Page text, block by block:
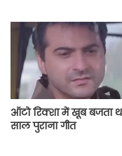
ऑटो रिक्शा में खूब बजता
साल पुराना गीत